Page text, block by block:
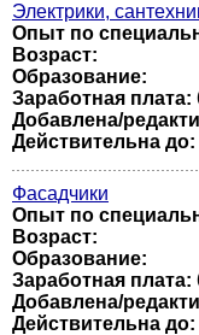
Электрики,
Опыт по
Возраст:
Образование:
Заработная плата:
Добавлена/
Действительна до:
Фасадчики
Опыт по
Возраст:
Образование:
Заработная плата:
Добавлена/
Действительна до: